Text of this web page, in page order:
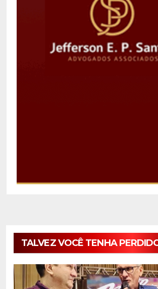
TALVEZ VOCÊ TENHA